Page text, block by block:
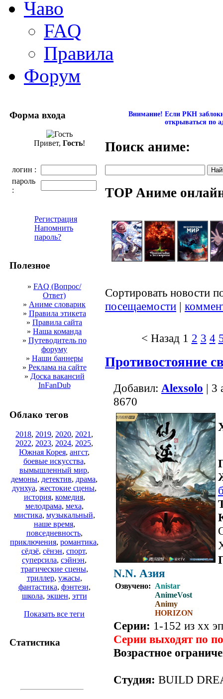
Чаво
FAQ
Правила
Форум
Форма входа
Привет, Гость!
логин :
пароль
:
Регистрация
Напомнить
пароль?
Полезное
» FAQ (Вопрос/
Ответ)
» Аниме словарик
» Правила этикета
» Правила сайта
» Наша команда
» Путеводитель по
форуму
» Наши баннеры
» Реклама на сайте
» Доска вакансий
InFanDub
Облако тегов
2018, 2019, 2020, 2021 ,
2022, 2023, 2024, 2025,
Южная Корея, ангст,
боевые искусства,
вымышленный мир,
демоны, детектив, драма,
дунхуа, жестокие сцены,
история, комедия,
мелодрама, меха,
мистика, музыкальный,
наше время,
повседневность,
приключения, романтика,
сёдзё, сёнэн, спорт,
суперсила, сэйнэн,
трагические сцены,
триллер, ужасы,
фантастика, фэнтези,
школа, экшен, этти
Показать все теги
Статистика
Внимание! Если РКН
открываться по
Поиск аниме:
TOP Аниме
Сортировать новости
посещаемости |
< Назад 1 2 3 4
Противостояние
Добавил: Alexsolo | 3
8670
N.N. Азия
Озвучено: Anistar
AnimeVost
Animy
HORIZON
Серии: 1-152 из хх
Серии выходят по
Возрастное
Студия: BUILD